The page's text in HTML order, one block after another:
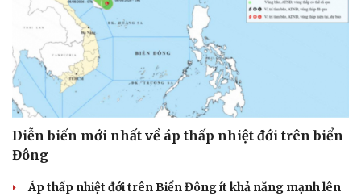
Diễn biến mới nhất về áp thấp nhiệt đới trên biển
Đông
Áp thấp nhiệt đới trên Biển Đông ít khả năng mạnh lên